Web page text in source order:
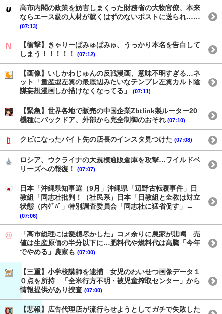
高市内閣の政策を妨害しまくった財務省の大物官僚、本来
ならエース級の人材が就くはずのないポストに送られ……
(07:13)
【衝撃】きゃりーぱみゅぱみゅ、うっかり本名を告白して
しまう！！！！！
(07:12)
【画像】いしかわじゅんの反戦漫画、意味不明すぎる…ネ
ット「量産型左翼の最底辺みたいなテンプレ左翼カルト陰
謀妄想漫画しか描けなくなってる」
(07:11)
【緊急】世界各地で販売の中国企業Zbtlink製ルーター20
機種にバックドア、外部から完全制御のおそれ (07:10)
クビになったバイト先の店長のインスタ見つけた (07:08)
ロシア、ウクライナの大規模通販倉庫を攻撃…ワイルドベ
リーズへの報復！
(07:07)
日本「沖縄県知事選（9月」沖縄県「辺野古転覆事件」日
教組「同志社批判！（社民系」日本「日教組と全教は対立
状態（内ｹﾞﾊﾞ」特別調査委員会「同志社に猛省促す」→
(07:06)
「高市総理には愛想尽かした」コメ余りに農家が悲鳴 売
値は生産原価の半分以下に…肥料代や燃料代は高騰「今年
でやめる」農家も (07:00)
【三重】小学校講師を逮捕 女児のわいせつ画像データ１
０点を所持 「全米行方不明・被児童搾取センター」から
情報提供があり捜査 (07:00)
【悲報】広告代理店が流行らせようとしてガチで失敗した